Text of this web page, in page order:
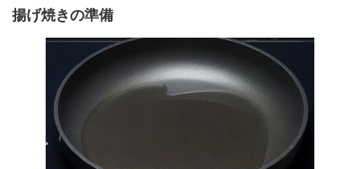
揚げ焼きの準備